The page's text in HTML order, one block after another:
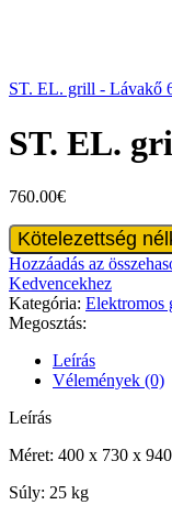
ST. EL. grill - Lávakő
ST. EL.
760.00€
ST.
EL.
grill
-
Lávakő
400
mennyiség
Kötelezettség
Hozzáadás az
Kedvencekhez
Kategória: Elektromos
Megosztás:
Leírás
Vélemények (0)
Leírás
Méret: 400 x 730 x
Súly: 25 kg